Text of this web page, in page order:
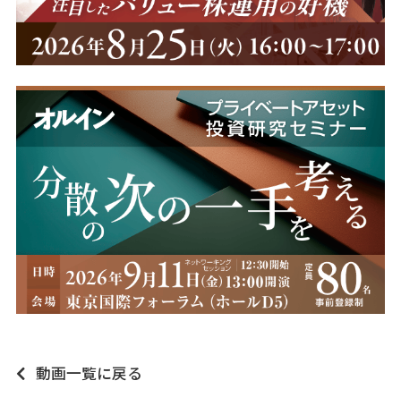
動画一覧に戻る